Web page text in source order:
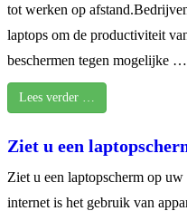
tot werken op
laptops om de productiviteit
beschermen tegen mogelijke …
Lees verder …
Ziet u een
Ziet u een laptopscherm op
internet is het gebruik van